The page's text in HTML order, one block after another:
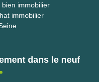
immobilier
immobilier
dans le neuf